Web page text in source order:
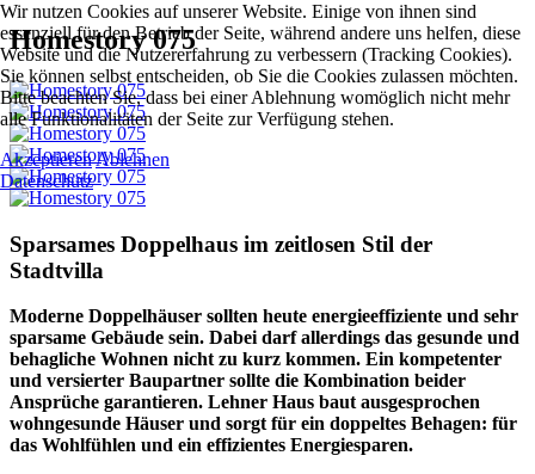
Homestory 075
Sparsames Doppelhaus im zeitlosen Stil der
Stadtvilla
Moderne Doppelhäuser sollten heute energieeffiziente und sehr
sparsame Gebäude sein. Dabei darf allerdings das gesunde und
behagliche Wohnen nicht zu kurz kommen. Ein kompetenter
und versierter Baupartner sollte die Kombination beider
Ansprüche garantieren. Lehner Haus baut ausgesprochen
wohngesunde Häuser und sorgt für ein doppeltes Behagen: für
das Wohlfühlen und ein effizientes Energiesparen.
Wir nutzen Cookies auf unserer Website. Einige von ihnen sind
essenziell für den Betrieb der Seite, während andere uns helfen, diese
Website und die Nutzererfahrung zu verbessern (Tracking Cookies).
Sie können selbst entscheiden, ob Sie die Cookies zulassen möchten.
Bitte beachten Sie, dass bei einer Ablehnung womöglich nicht mehr
alle Funktionalitäten der Seite zur Verfügung stehen.
AkzeptierenAblehnen
Datenschutz